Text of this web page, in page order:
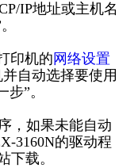
IP地址或主机名
印机的 网络设置
自动选择要使用
”。
，如果未能自动
3160N的驱动程
下载。